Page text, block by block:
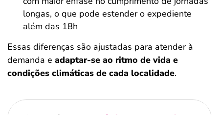
longas, o que pode estender o expediente
além das 18h
Essas diferenças são ajustadas para atender à
demanda e adaptar-se ao ritmo de vida e
condições climáticas de cada localidade.